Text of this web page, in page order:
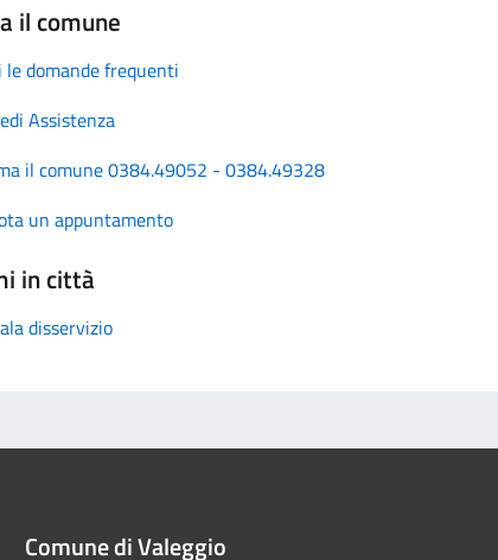
il comune
le domande frequenti
Assistenza
il comune 0384.49052 - 0384.49328
un appuntamento
in città
disservizio
Comune di Valeggio